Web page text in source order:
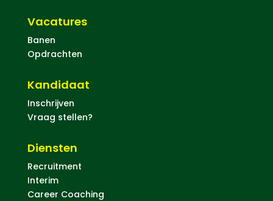
Vacatures
Banen
Opdrachten
Kandidaat
Inschrijven
Vraag stellen?
Diensten
Recruitment
Interim
Career Coaching